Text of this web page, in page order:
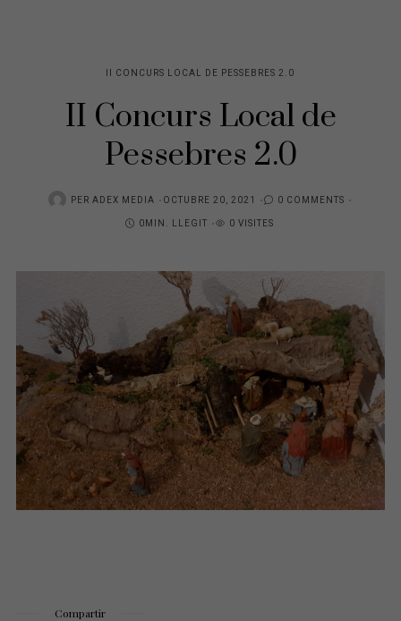
II CONCURS LOCAL DE PESSEBRES 2.0
II Concurs Local de
Pessebres 2.0
PER ADEX MEDIA
POSTED
ON
OCTUBRE 20, 2021
0 COMMENTS
0MIN. LLEGIT
0 VISITES
Compartir